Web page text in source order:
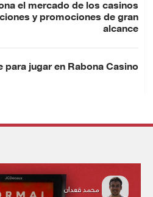
el mercado de los casinos
y promociones de gran
alcance
para jugar en Rabona Casino
محمد قعدان